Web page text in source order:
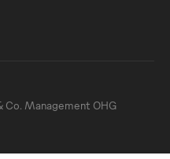
Management OHG